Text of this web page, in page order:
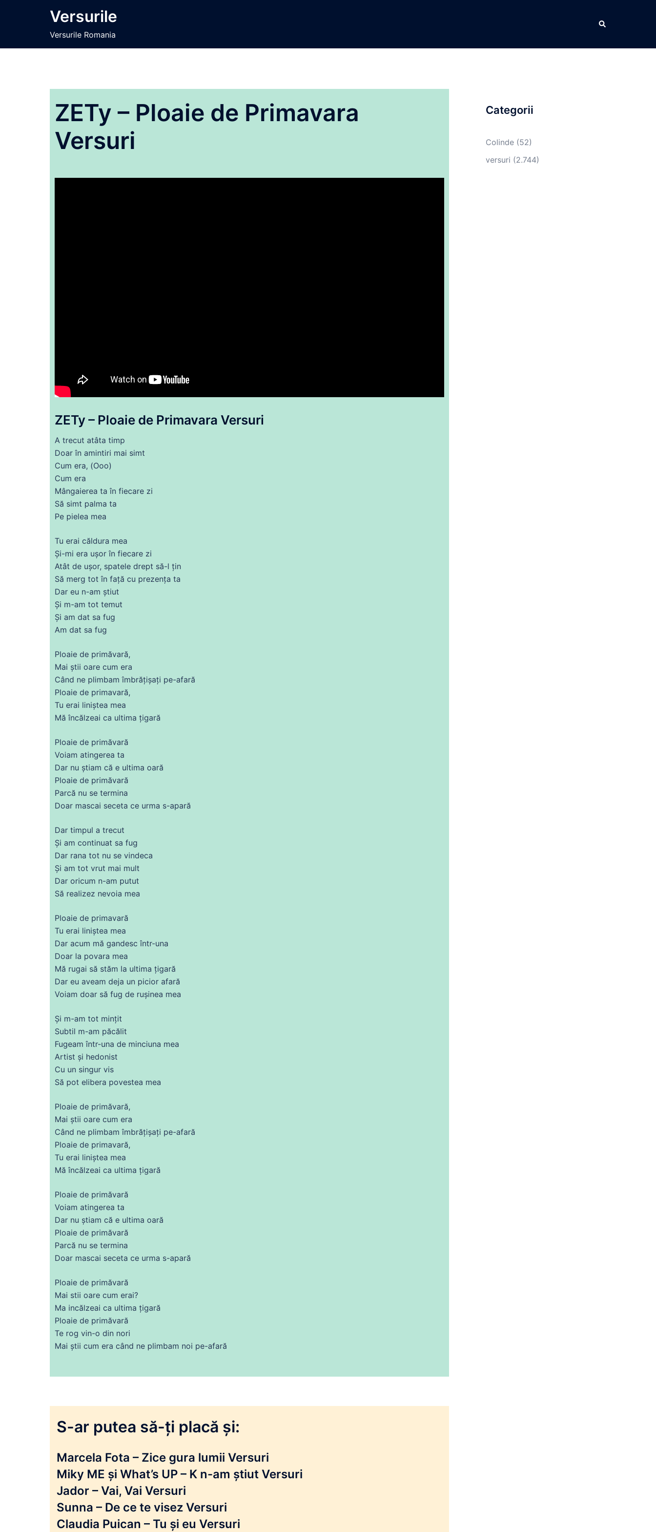
Versurile
Versurile Romania
Caută
ZETy – Ploaie de Primavara
Versuri
ZETy – Ploaie de Primavara Versuri
A trecut atâta timp
Doar în amintiri mai simt
Cum era, (Ooo)
Cum era
Mângaierea ta în fiecare zi
Să simt palma ta
Pe pielea mea
Tu erai căldura mea
Și-mi era ușor în fiecare zi
Atât de ușor, spatele drept să-l țin
Să merg tot în față cu prezența ta
Dar eu n-am știut
Și m-am tot temut
Și am dat sa fug
Am dat sa fug
Ploaie de primăvară,
Mai știi oare cum era
Când ne plimbam îmbrățișați pe-afară
Ploaie de primavară,
Tu erai liniștea mea
Mă încălzeai ca ultima țigară
Ploaie de primăvară
Voiam atingerea ta
Dar nu știam că e ultima oară
Ploaie de primăvară
Parcă nu se termina
Doar mascai seceta ce urma s-apară
Dar timpul a trecut
Și am continuat sa fug
Dar rana tot nu se vindeca
Și am tot vrut mai mult
Dar oricum n-am putut
Să realizez nevoia mea
Ploaie de primavară
Tu erai liniștea mea
Dar acum mă gandesc într-una
Doar la povara mea
Mă rugai să stăm la ultima țigară
Dar eu aveam deja un picior afară
Voiam doar să fug de rușinea mea
Și m-am tot mințit
Subtil m-am păcălit
Fugeam într-una de minciuna mea
Artist și hedonist
Cu un singur vis
Să pot elibera povestea mea
Ploaie de primăvară,
Mai știi oare cum era
Când ne plimbam îmbrățișați pe-afară
Ploaie de primavară,
Tu erai liniștea mea
Mă încălzeai ca ultima țigară
Ploaie de primăvară
Voiam atingerea ta
Dar nu știam că e ultima oară
Ploaie de primăvară
Parcă nu se termina
Doar mascai seceta ce urma s-apară
Ploaie de primăvară
Mai stii oare cum erai?
Ma incălzeai ca ultima țigară
Ploaie de primăvară
Te rog vin-o din nori
Mai știi cum era când ne plimbam noi pe-afară
S-ar putea să-ți placă și:
Marcela Fota – Zice gura lumii Versuri
Miky ME și What’s UP – K n-am știut Versuri
Jador – Vai, Vai Versuri
Sunna – De ce te visez Versuri
Claudia Puican – Tu și eu Versuri
Categorii
Colinde(52)
versuri (2.744)